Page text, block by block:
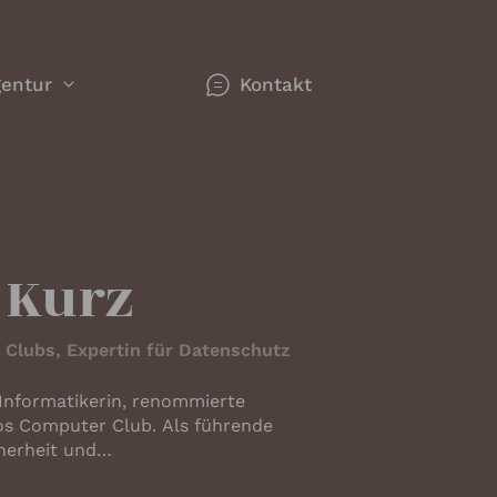
-
Kontakt
Clubs, Expertin für Datenschutz
renommierte
Computer Club. Als führende
und